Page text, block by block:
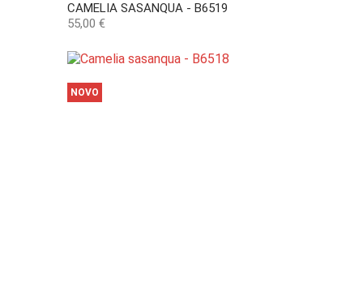
CAMELIA SASANQUA - B6519
Preço
55,00 €
NOVO